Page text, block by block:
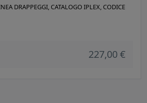
DRAPPEGGI, CATALOGO IPLEX, CODICE
227,00 €